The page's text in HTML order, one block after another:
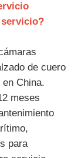
de cuero
China.
meses
para